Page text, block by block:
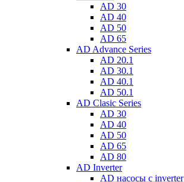
AD 30
AD 40
AD 50
AD 65
AD Advance Series
AD 20.1
AD 30.1
AD 40.1
AD 50.1
AD Clasic Series
AD 30
AD 40
AD 50
AD 65
AD 80
AD Inverter
AD насосы с inverter